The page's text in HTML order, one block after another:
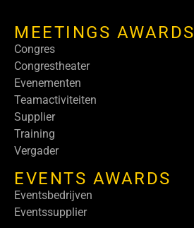
MEETINGS AWARDS
Congres
Congrestheater
Evenementen
Teamactiviteiten
Supplier
Training
Vergader
EVENTS AWARDS
Eventsbedrijven
Eventssupplier